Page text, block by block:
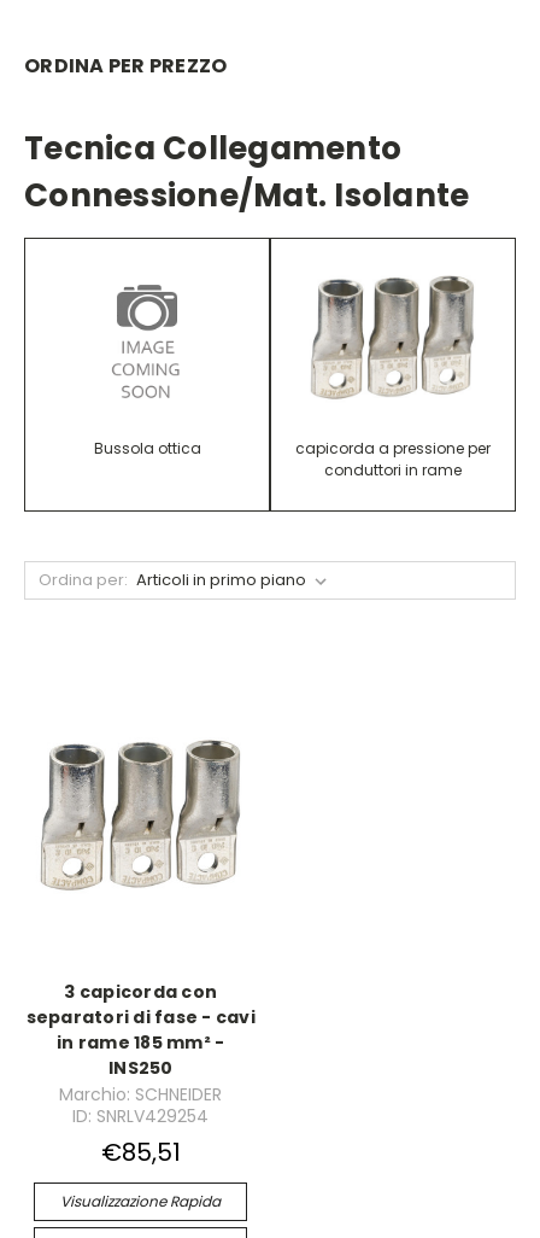
ORDINA PER PREZZO
Tecnica Collegamento
Connessione/mat. Isolante
Bussola ottica
capicorda a pressione per
conduttori in rame
Ordina per:
3 capicorda con
separatori di fase - cavi
in rame 185 mm² -
INS250
Marchio: SCHNEIDER
ID: SNRLV429254
€85,51
Visualizzazione Rapida